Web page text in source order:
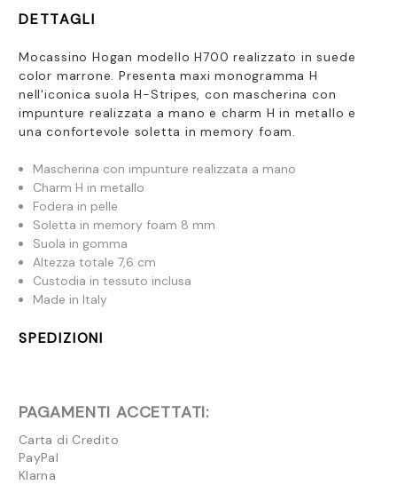
DETTAGLI
Mocassino Hogan modello H700 realizzato in suede
color marrone. Presentamaxi monogramma H
nell'iconica suola H-Stripes, con mascherina con
impunture realizzata a mano e charm H in metallo e
una confortevole soletta in memory foam.
Mascherina con impunture realizzata a mano
Charm H in metallo
Fodera in pelle
Soletta in memory foam 8 mm
Suola in gomma
Altezza totale 7,6 cm
Custodia in tessuto inclusa
Made in Italy
SPEDIZIONI
PAGAMENTI ACCETTATI:
Carta di Credito
PayPal
Klarna